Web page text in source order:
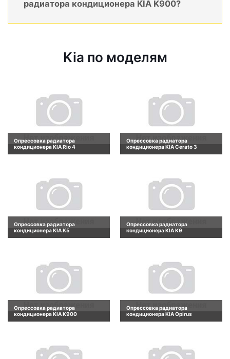
радиатора кондиционера KIA K900?
Kia по моделям
Опрессовка радиатора
кондиционера KIA Rio 4
Опрессовка радиатора
кондиционера KIA Cerato 3
Опрессовка радиатора
кондиционера KIA K5
Опрессовка радиатора
кондиционера KIA K9
Опрессовка радиатора
кондиционера KIA K900
Опрессовка радиатора
кондиционера KIA Opirus